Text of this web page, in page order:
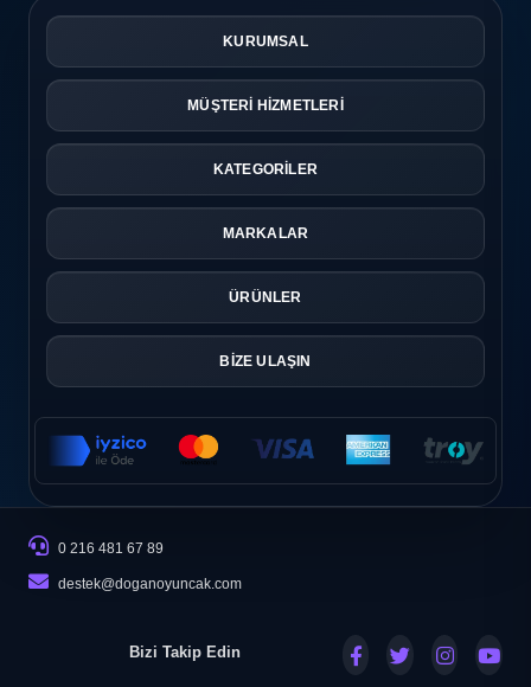
KURUMSAL
MÜŞTERİ HİZMETLERİ
KATEGORİLER
MARKALAR
ÜRÜNLER
BİZE ULAŞIN
0 216 481 67 89
destek@doganoyuncak.com
Bizi Takip Edin